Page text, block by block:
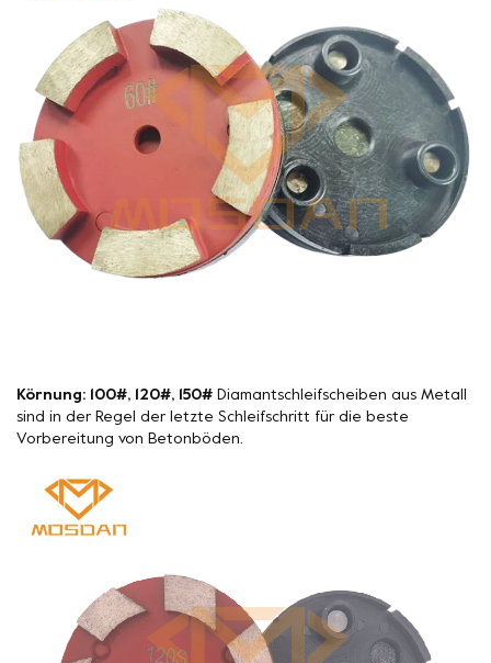
Körnung: 100#, 120#, 150#
Diamantschleifscheiben aus Metall
sind in der Regel der letzte Schleifschritt für die beste
Vorbereitung von Betonböden.